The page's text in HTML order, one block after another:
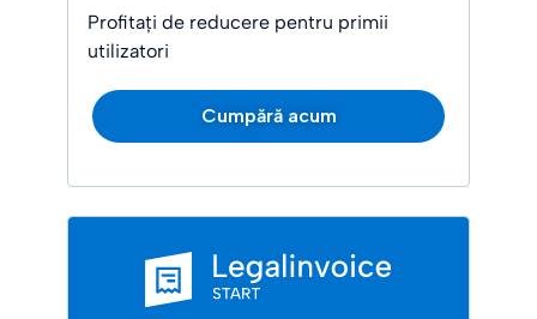
Profitați de reducere pentru primii
utilizatori
Cumpără acum